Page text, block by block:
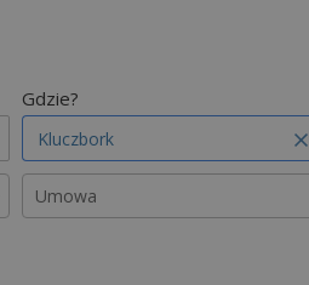
Gdzie?
Umowa